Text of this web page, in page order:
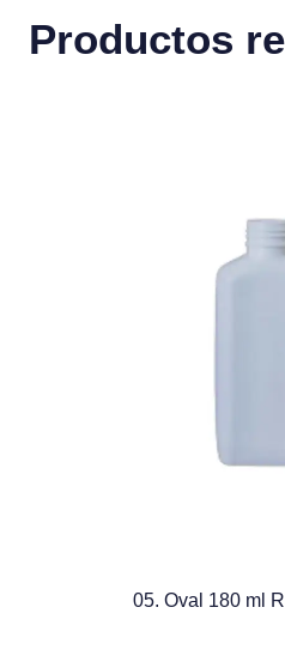
Productos
05. Oval 180 ml